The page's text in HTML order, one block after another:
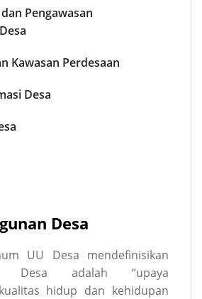
Pengawasan
Kawasan Perdesaan
Desa
Desa
UU Desa mendefinisikan
Desa adalah “upaya
hidup dan kehidupan